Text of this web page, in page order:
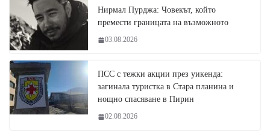
Нирмал Пурджа: Човекът, който
премести границата на възможното
03.08.2026
ПСС с тежки акции през уикенда:
загинала туристка в Стара планина и
нощно спасяване в Пирин
02.08.2026